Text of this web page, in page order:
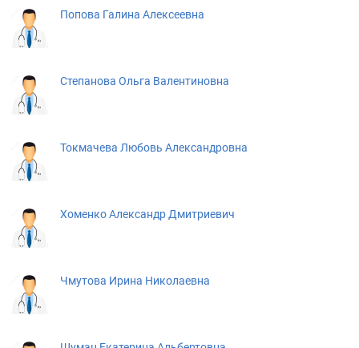
Попова Галина Алексеевна
Степанова Ольга Валентиновна
Токмачева Любовь Александровна
Хоменко Александр Дмитриевич
Чмутова Ирина Николаевна